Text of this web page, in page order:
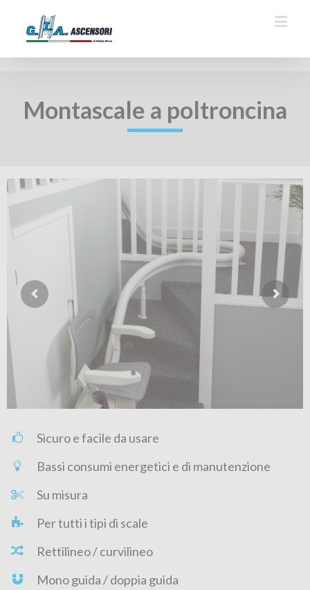
Montascale a poltroncina
Sicuro e facile da usare
Bassi consumi energetici e di manutenzione
Su misura
Per tutti i tipi di scale
Rettilineo / curvilineo
Mono guida / doppia guida